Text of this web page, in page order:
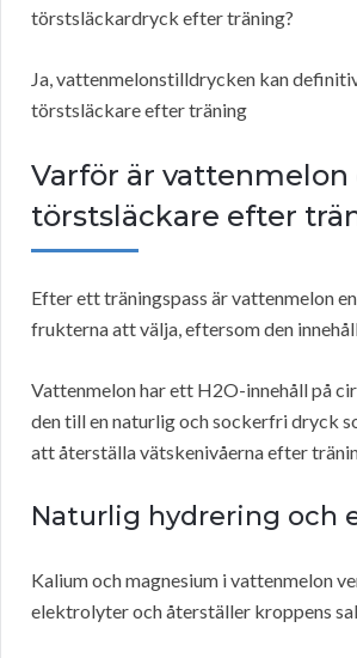
törstsläckardryck efter träning?
Ja, vattenmelonstilldrycken kan
törstsläckare efter träning
Varför är vattenmelon
törstsläckare efter
Efter ett träningspass är vattenmelon
frukterna att välja, eftersom den
Vattenmelon har ett H2O-innehåll på
den till en naturlig och sockerfri dryck
att återställa vätskenivåerna efter
Naturlig hydrering och
Kalium och magnesium i vattenmelon
elektrolyter och återställer kroppens